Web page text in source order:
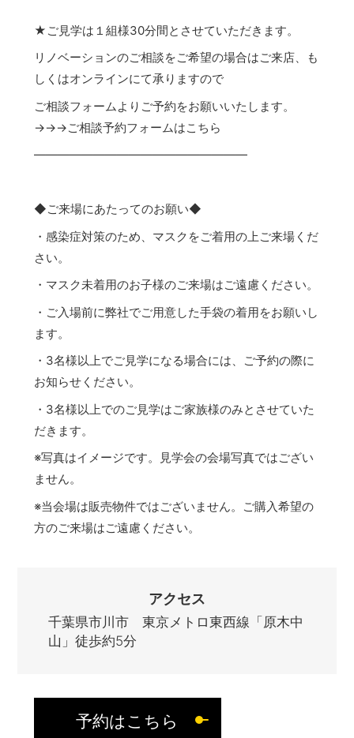
★ご見学は１組様30分間とさせていただきます。
リノベーションのご相談をご希望の場合はご来店、も
しくはオンラインにて承りますので
ご相談フォームよりご予約をお願いいたします。
→→→ご相談予約フォームはこちら
――――――――――――――――――
◆ご来場にあたってのお願い◆
・感染症対策のため、マスクをご着用の上ご来場くだ
さい。
・マスク未着用のお子様のご来場はご遠慮ください。
・ご入場前に弊社でご用意した手袋の着用をお願いし
ます。
・3名様以上でご見学になる場合には、ご予約の際に
お知らせください。
・3名様以上でのご見学はご家族様のみとさせていた
だきます。
※写真はイメージです。見学会の会場写真ではござい
ません。
※当会場は販売物件ではございません。ご購入希望の
方のご来場はご遠慮ください。
アクセス
千葉県市川市 東京メトロ東西線「原木中
山」徒歩約5分
予約はこちら